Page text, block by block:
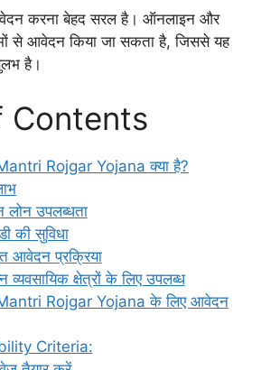
करना बेहद सरल है। ऑनलाइन और
से आवेदन किया जा सकता है, जिससे यह
है।
Contents
Rojgar Yojana क्या है?
लोन उपलब्धता
की सुविधा
आवेदन प्रक्रिया
व्यवसायिक क्षेत्रों के लिए उपलब्ध
Rojgar Yojana के लिए आवेदन
Criteria: